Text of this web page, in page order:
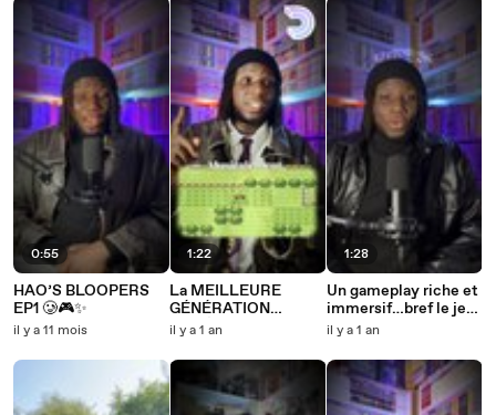
0:55
HAO’S BLOOPERS
EP1 🥲🎮✨
il y a 11 mois
1:22
La MEILLEURE
GÉNÉRATION
POKÉMON ?? 🎮⚡️
il y a 1 an
1:28
Un gameplay riche et
immersif…bref le jeu
de l’année 🥹🎮🙌🏿
il y a 1 an